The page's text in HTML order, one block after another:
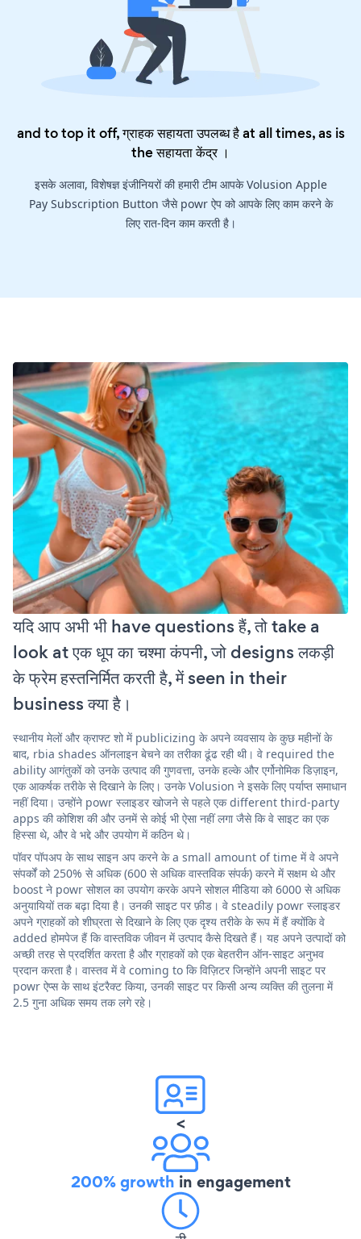
and to top it off, ग्राहक सहायता उपलब्ध है at all times, as is
theसहायता केंद्र।
इसके अलावा, विशेषज्ञ इंजीनियरों की हमारी टीम आपके Volusion Apple
Pay Subscription Button जैसे powr ऐप को आपके लिए काम करने के
लिए रात-दिन काम करती है।
यदि आप अभी भी have questions हैं, तो take a
look at एक धूप का चश्मा कंपनी, जो designs लकड़ी
के फ्रेम हस्तनिर्मित करती है, में seen in their
business क्या है।
स्थानीय मेलों और क्राफ्ट शो में publicizing के अपने व्यवसाय के कुछ महीनों के
बाद, rbia shades ऑनलाइन बेचने का तरीका ढूंढ रही थी। वे required the
ability आगंतुकों को उनके उत्पाद की गुणवत्ता, उनके हल्के और एर्गोनोमिक डिज़ाइन,
एक आकर्षक तरीके से दिखाने के लिए। उनके Volusion ने इसके लिए पर्याप्त समाधान
नहीं दिया। उन्होंने powr स्लाइडर खोजने से पहले एक different third-party
apps की कोशिश की और उनमें से कोई भी ऐसा नहीं लगा जैसे कि वे साइट का एक
हिस्सा थे, और वे भद्दे और उपयोग में कठिन थे।
पॉवर पॉपअप के साथ साइन अप करने के a small amount of time में वे अपने
संपर्कों को 250% से अधिक (600 से अधिक वास्तविक संपर्क) करने में सक्षम थे और
boost ने powr सोशल का उपयोग करके अपने सोशल मीडिया को 6000 से अधिक
अनुयायियों तक बढ़ा दिया है। उनकी साइट पर फ़ीड। वे steadily powr स्लाइडर
अपने ग्राहकों को शीघ्रता से दिखाने के लिए एक दृश्य तरीके के रूप में हैं क्योंकि वे
added होमपेज हैं कि वास्तविक जीवन में उत्पाद कैसे दिखते हैं। यह अपने उत्पादों को
अच्छी तरह से प्रदर्शित करता है और ग्राहकों को एक बेहतरीन ऑन-साइट अनुभव
प्रदान करता है। वास्तव में वे coming to कि विज़िटर जिन्होंने अपनी साइट पर
powr ऐप्स के साथ इंटरैक्ट किया, उनकी साइट पर किसी अन्य व्यक्ति की तुलना में
2.5 गुना अधिक समय तक लगे रहे।
<
200% growth in engagement